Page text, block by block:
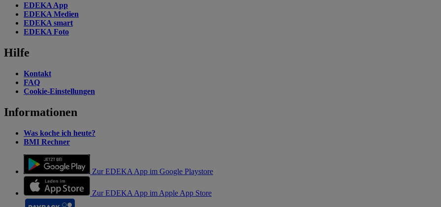
EDEKA App
EDEKA Medien
EDEKA smart
EDEKA Foto
Hilfe
Kontakt
FAQ
Cookie-Einstellungen
Informationen
Was koche ich heute?
BMI Rechner
Zur EDEKA App im Google Playstore
Zur EDEKA App im Apple App Store